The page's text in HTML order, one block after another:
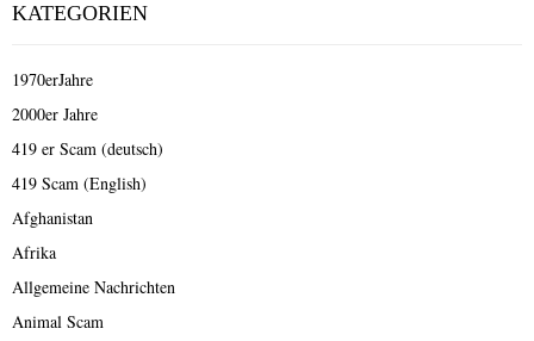
KATEGORIEN
1970erJahre
2000er Jahre
419 er Scam (deutsch)
419 Scam (English)
Afghanistan
Afrika
Allgemeine Nachrichten
Animal Scam